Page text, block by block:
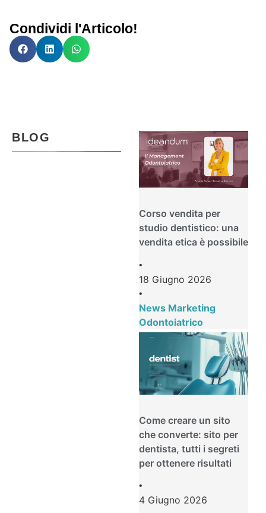
Condividi l'Articolo!
BLOG
Corso vendita per
studio dentistico: una
vendita etica è possibile
•
18 Giugno 2026
•
News Marketing
Odontoiatrico
Come creare un sito
che converte: sito per
dentista, tutti i segreti
per ottenere risultati
•
4 Giugno 2026